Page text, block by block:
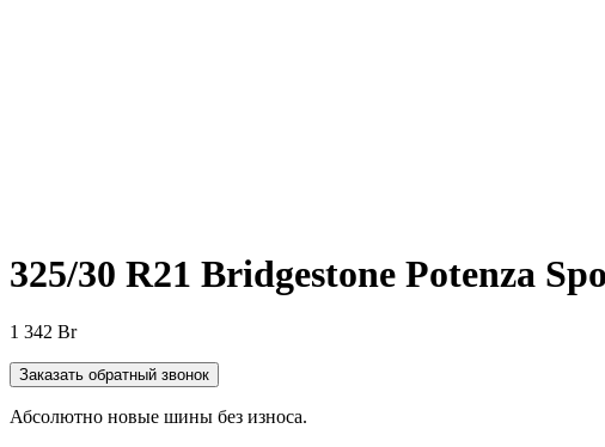
325/30 R21 Bridgestone Potenza
1 342 Br
Заказать обратный звонок
Абсолютно новые шины без износа.